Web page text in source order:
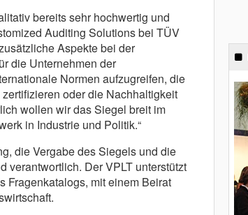
bereits sehr hochwertig und
Auditing Solutions bei TÜV
Aspekte bei der
die Unternehmen der
Normen aufzugreifen, die
oder die Nachhaltigkeit
wollen wir das Siegel breit im
in Industrie und Politik.“
die Vergabe des Siegels und die
verantwortlich. Der VPLT unterstützt
Fragenkatalogs, mit einem Beirat